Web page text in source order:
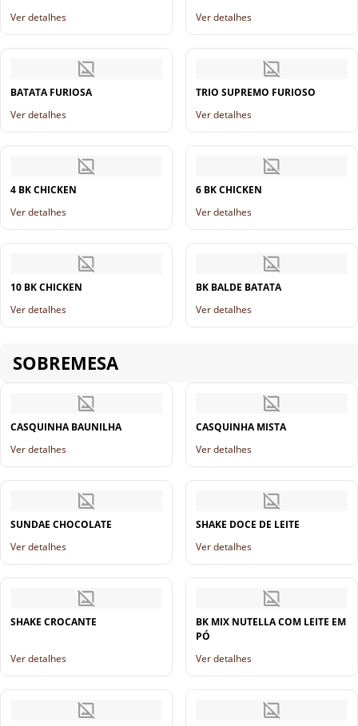
Ver detalhes
Ver detalhes
BATATA FURIOSA
Ver detalhes
TRIO SUPREMO FURIOSO
Ver detalhes
4 BK CHICKEN
Ver detalhes
6 BK CHICKEN
Ver detalhes
10 BK CHICKEN
Ver detalhes
BK BALDE BATATA
Ver detalhes
SOBREMESA
CASQUINHA BAUNILHA
Ver detalhes
CASQUINHA MISTA
Ver detalhes
SUNDAE CHOCOLATE
Ver detalhes
SHAKE DOCE DE LEITE
Ver detalhes
SHAKE CROCANTE
Ver detalhes
BK MIX NUTELLA COM LEITE EM
PÓ
Ver detalhes